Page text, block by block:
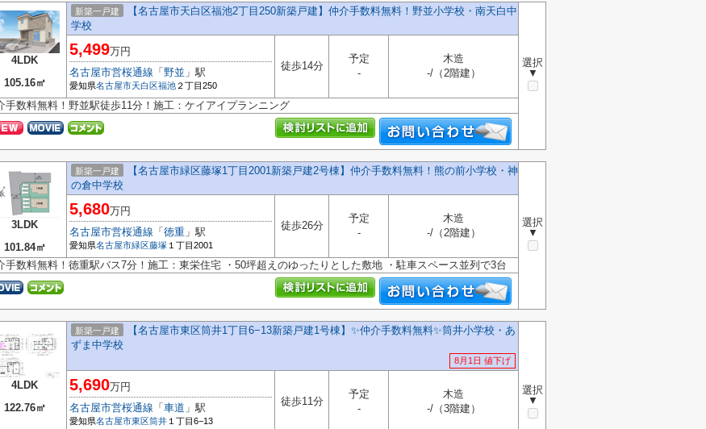
4LDK
105.16㎡
新築一戸建
【名古屋市天白区福池2丁目250新築戸建】仲介手数料無料！野並小学校・南天白中
学校
選択
▼
5,499万円
名古屋市営桜通線 「 野並 」駅
愛知県名古屋市天白区福池 ２丁目250
徒歩14分
予定
-
木造
-/（2階建）
手数料無料！野並駅徒歩11分！施工：ケイアイプランニング
3LDK
101.84㎡
新築一戸建
【名古屋市緑区藤塚1丁目2001新築戸建2号棟】仲介手数料無料！熊の前小学校・神
の倉中学校
選択
▼
5,680万円
名古屋市営桜通線 「 徳重 」駅
愛知県名古屋市緑区藤塚 １丁目2001
徒歩26分
予定
-
木造
-/（2階建）
手数料無料！徳重駅バス7分！施工：東栄住宅 ・50坪超えのゆったりとした敷地 ・駐車スペース並列で3台
4LDK
122.76㎡
新築一戸建
【名古屋市東区筒井1丁目6−13新築戸建1号棟】✨️仲介手数料無料✨️筒井小学校・あ
ずま中学校
8月1日 値下げ
選択
▼
5,690万円
名古屋市営桜通線 「 車道 」駅
愛知県名古屋市東区筒井 １丁目6−13
徒歩11分
予定
-
木造
-/（3階建）